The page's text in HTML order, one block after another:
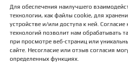
Для обеспечения наилучшего
технологии, как файлы cookie, для
устройстве и/или доступа к ней. Согласие
технологий позволит нам обрабатывать
при просмотре веб-страниц или
сайте. Несогласие или отзыв согласия
определенных функциях.
Режим
пн-пт: с 10-00
суббота: с 10-00
вс: